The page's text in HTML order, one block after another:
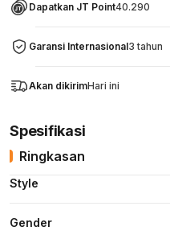
Dapatkan JT Point40.290
Garansi Internasional3 tahun
Akan dikirimHari ini
Spesifikasi
Ringkasan
Style
Gender